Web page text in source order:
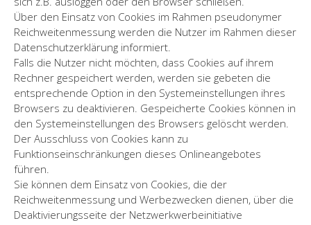
Über den Einsatz von Cookies im Rahmen pseudonymer
Reichweitenmessung werden die Nutzer im Rahmen dieser
Datenschutzerklärung informiert.
Falls die Nutzer nicht möchten, dass Cookies auf ihrem
Rechner gespeichert werden, werden sie gebeten die
entsprechende Option in den Systemeinstellungen ihres
Browsers zu deaktivieren. Gespeicherte Cookies können in
den Systemeinstellungen des Browsers gelöscht werden.
Der Ausschluss von Cookies kann zu
Funktionseinschränkungen dieses Onlineangebotes
führen.
Sie können dem Einsatz von Cookies, die der
Reichweitenmessung und Werbezwecken dienen, über die
Deaktivierungsseite der Netzwerkwerbeinitiative